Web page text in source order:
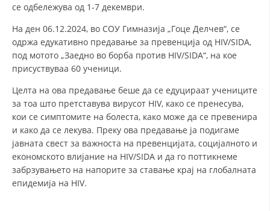
ЗАКОН ЗА ЦКРМ
СТАТУТ НА ЦКРМ
ОРГАНИЗАЦИЈА И РАЗВОЈ
РАКОВОДЕН ОДБОР
СТРУКТУРА И ОРГАНИЗАЦИОНА ПОСТАВЕНОСТ
се одбележува од 1-7 декември.
На ден 06.12.2024, во СОУ Гимназија „Гоце Делчев“, се
одржа едукативно предавање за превенција од HIV/SIDA,
под мотото „Заедно во борба против HIV/SIDA“, на кое
присуствуваа 60 ученици.
Целта на ова предавање беше да се едуцираат учениците
за тоа што претставува вирусот HIV, како се пренесува,
кои се симптомите на болеста, како може да се превенира
и како да се лекува. Преку ова предавање ја подигаме
јавната свест за важноста на превенцијата, социјалното и
економското влијание на HIV/SIDA и да го поттикнеме
забрзувањето на напорите за ставање крај на глобалната
епидемија на HIV.